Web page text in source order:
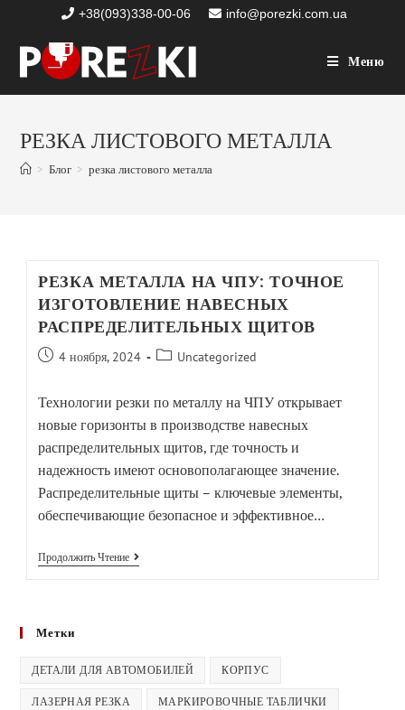
+38(093)338-00-06 info@porezki.com.ua
Меню
РЕЗКА ЛИСТОВОГО МЕТАЛЛА
> Блог > резка листового металла
РЕЗКА МЕТАЛЛА НА ЧПУ: ТОЧНОЕ
ИЗГОТОВЛЕНИЕ НАВЕСНЫХ
РАСПРЕДЕЛИТЕЛЬНЫХ ЩИТОВ
4 ноября, 2024 Uncategorized
Технологии резки по металлу на ЧПУ открывает
новые горизонты в производстве навесных
распределительных щитов, где точность и
надежность имеют основополагающее значение.
Распределительные щиты – ключевые элементы,
обеспечивающие безопасное и эффективное…
Продолжить Чтение
Метки
ДЕТАЛИ ДЛЯ АВТОМОБИЛЕЙ КОРПУС
ЛАЗЕРНАЯ РЕЗКА МАРКИРОВОЧНЫЕ ТАБЛИЧКИ